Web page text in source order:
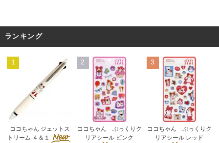
ランキング
1
ココちゃん ジェットス
トリーム ４＆１
2
ココちゃん ぷっくりク
リアシール ピンク
3
ココちゃん ぷっくりク
リアシール レッド